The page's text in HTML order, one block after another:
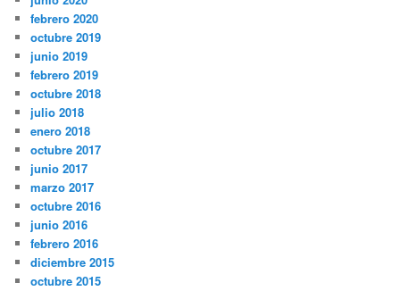
febrero 2020
octubre 2019
junio 2019
febrero 2019
octubre 2018
julio 2018
enero 2018
octubre 2017
junio 2017
marzo 2017
octubre 2016
junio 2016
febrero 2016
diciembre 2015
octubre 2015